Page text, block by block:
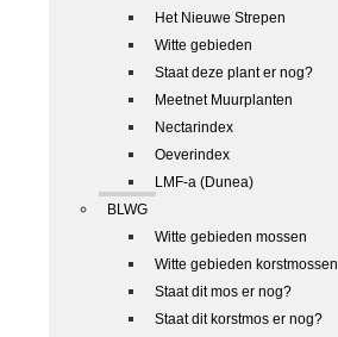
Het Nieuwe Strepen
Witte gebieden
Staat deze plant er nog?
Meetnet Muurplanten
Nectarindex
Oeverindex
LMF-a (Dunea)
BLWG
Witte gebieden mossen
Witte gebieden korstmossen
Staat dit mos er nog?
Staat dit korstmos er nog?